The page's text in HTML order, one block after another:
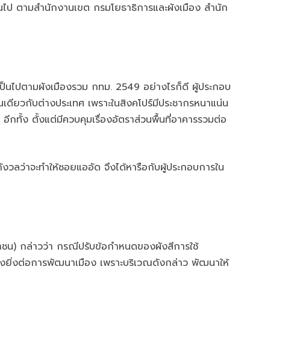
ตามสำนักงานเขต กรมโยธาธิการและผังเมือง สำนัก
ปตามผังเมืองรวม กทม. 2549 อย่างไรก็ดี ผู้ประกอบ
วกับต่างประเทศ เพราะในสิงคโปร์มีประชากรหนาแน่น
ทั้ง ตั้งแต่มีควบคุมเรื่องอัตราส่วนพื้นที่อาคารรวมต่อ
ลว่าจะทำให้ซอยแออัด จึงได้หารือกับผู้ประกอบการใน
น) กล่าวว่า กรณีปรับข้อกำหนดของผังสีการใช้
ยิ่งต่อการพัฒนาเมือง เพราะบริเวณดังกล่าว พัฒนาให้